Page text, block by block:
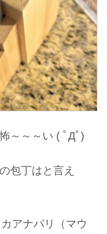
～～～い ( ﾟДﾟ)
包丁はと言え
アナパリ（マウ